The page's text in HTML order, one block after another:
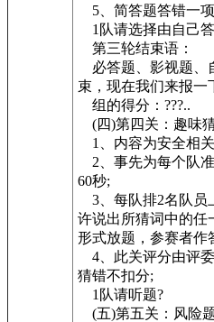
5、简答题答错一项
1队请选择由自己
第三轮结束语：
必答题、影视题、
束，现在我们来报一
组的得分：???..
(四)第四关：趣味
1、内容为安全相
2、事先为每个队
60秒;
3、每队排2名队员
许说出所猜词中的任
形式放题，参赛者作
4、此关评分由评
猜错不扣分;
1队请听题?
(五)第五关：风险